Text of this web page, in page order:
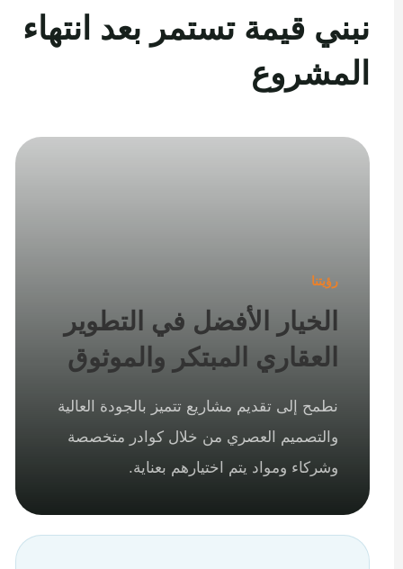
نبني قيمة تستمر بعد انتهاء
المشروع
رؤيتنا
الخيار الأفضل في التطوير
العقاري المبتكر والموثوق
نطمح إلى تقديم مشاريع تتميز بالجودة العالية
والتصميم العصري من خلال كوادر متخصصة
وشركاء ومواد يتم اختيارهم بعناية.